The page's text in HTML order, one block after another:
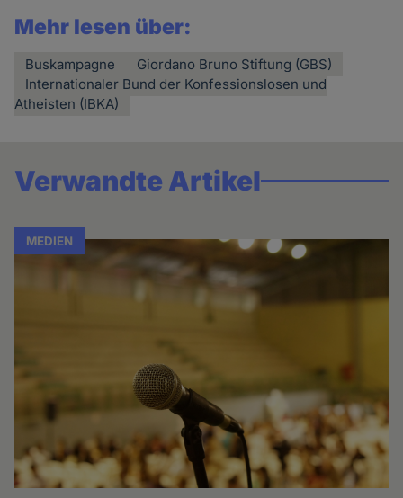
Mehr lesen über:
Buskampagne
Giordano Bruno Stiftung (GBS)
Internationaler Bund der Konfessionslosen und
Atheisten (IBKA)
Verwandte Artikel
MEDIEN